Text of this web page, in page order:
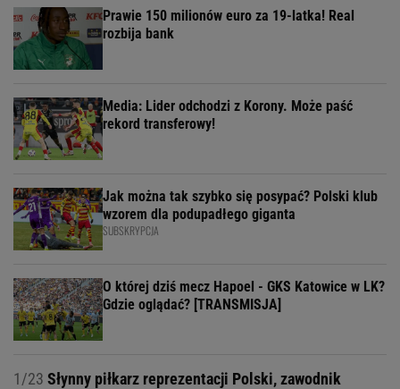
Prawie 150 milionów euro za 19-latka! Real
rozbija bank
Media: Lider odchodzi z Korony. Może paść
rekord transferowy!
Jak można tak szybko się posypać? Polski klub
wzorem dla podupadłego giganta
SUBSKRYPCJA
O której dziś mecz Hapoel - GKS Katowice w LK?
Gdzie oglądać? [TRANSMISJA]
1/23 Słynny piłkarz reprezentacji Polski, zawodnik